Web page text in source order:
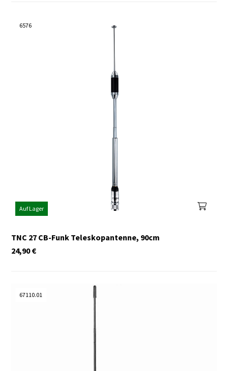
6576
Auf Lager
TNC 27 CB-Funk Teleskopantenne, 90cm
€
24,90
67110.01